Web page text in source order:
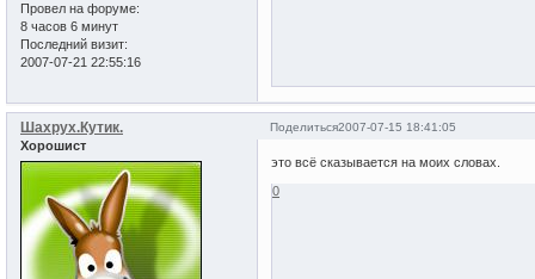
Провел на форуме:
8 часов 6 минут
Последний визит:
2007-07-21 22:55:16
Поделиться2007-07-15 18:41:05
Шахрух.Кутик.
Хорошист
это всё сказывается на моих словах.
0